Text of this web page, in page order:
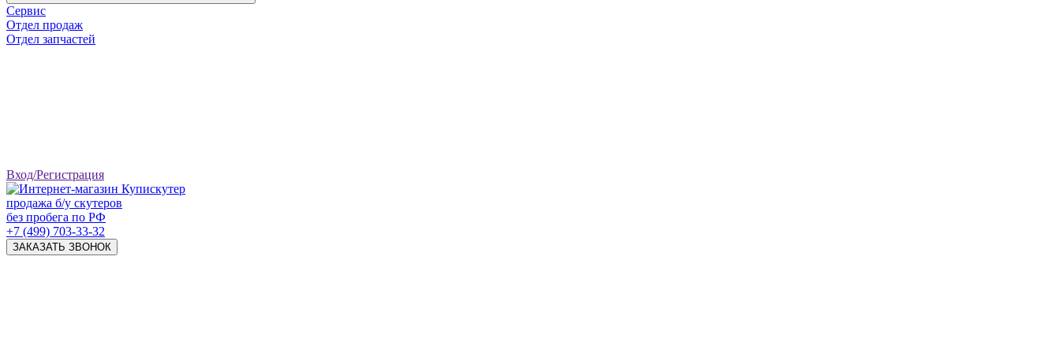
Сервис
Отдел продаж
Отдел запчастей
Вход/Регистрация
продажа б/у скутеров
без пробега по РФ
+7 (499) 703-33-32
ЗАКАЗАТЬ ЗВОНОК